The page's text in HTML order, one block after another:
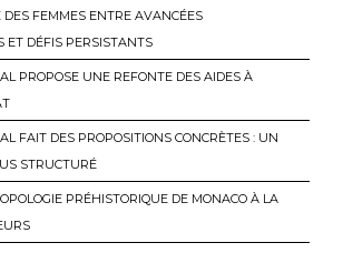
DES FEMMES ENTRE AVANCÉES
ET DÉFIS PERSISTANTS
PROPOSE UNE REFONTE DES AIDES À
FAIT DES PROPOSITIONS CONCRÈTES : UN
STRUCTURÉ
PRÉHISTORIQUE DE MONACO À LA